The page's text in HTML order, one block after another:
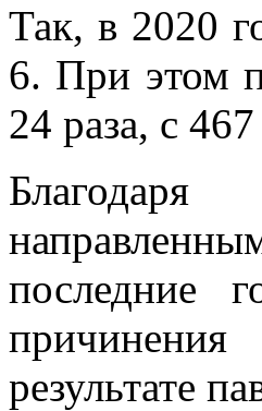
Так, в 2020
6. При этом
24 раза, с
последние
результате